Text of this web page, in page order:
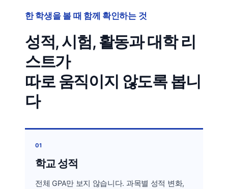
한 학생을 볼 때 함께 확인하는 것
성적, 시험, 활동과 대학 리
스트가
따로 움직이지 않도록 봅니
다
01
학교 성적
전체 GPA만 보지 않습니다. 과목별 성적 변화,